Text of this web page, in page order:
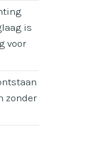
is
voor
zonder